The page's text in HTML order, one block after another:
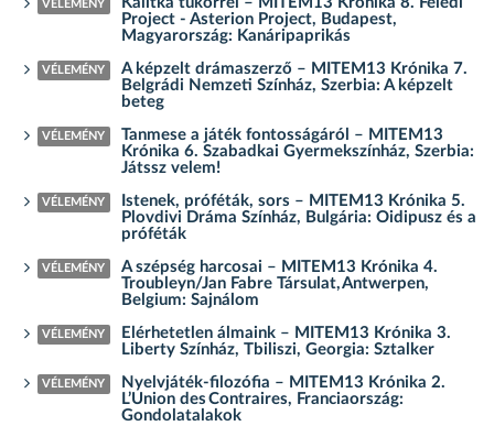
VÉLEMÉNY
Project - Asterion Project, Budapest,
Magyarország: Kanáripaprikás
VÉLEMÉNY
A képzelt drámaszerző – MITEM13 Krónika 7.
Belgrádi Nemzeti Színház, Szerbia: A képzelt
beteg
VÉLEMÉNY
Tanmese a játék fontosságáról – MITEM13
Krónika 6. Szabadkai Gyermekszínház, Szerbia:
Játssz velem!
VÉLEMÉNY
Istenek, próféták, sors – MITEM13 Krónika 5.
Plovdivi Dráma Színház, Bulgária: Oidipusz és a
próféták
VÉLEMÉNY
A szépség harcosai – MITEM13 Krónika 4.
Troubleyn/Jan Fabre Társulat, Antwerpen,
Belgium: Sajnálom
VÉLEMÉNY
Elérhetetlen álmaink – MITEM13 Krónika 3.
Liberty Színház, Tbiliszi, Georgia: Sztalker
VÉLEMÉNY
Nyelvjáték-filozófia – MITEM13 Krónika 2.
L’Union des Contraires, Franciaország:
Gondolatalakok